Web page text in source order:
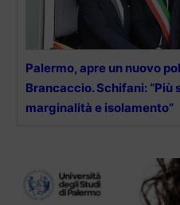
Palermo, apre un nuovo
Brancaccio. Schifani:
marginalità e isolamento”